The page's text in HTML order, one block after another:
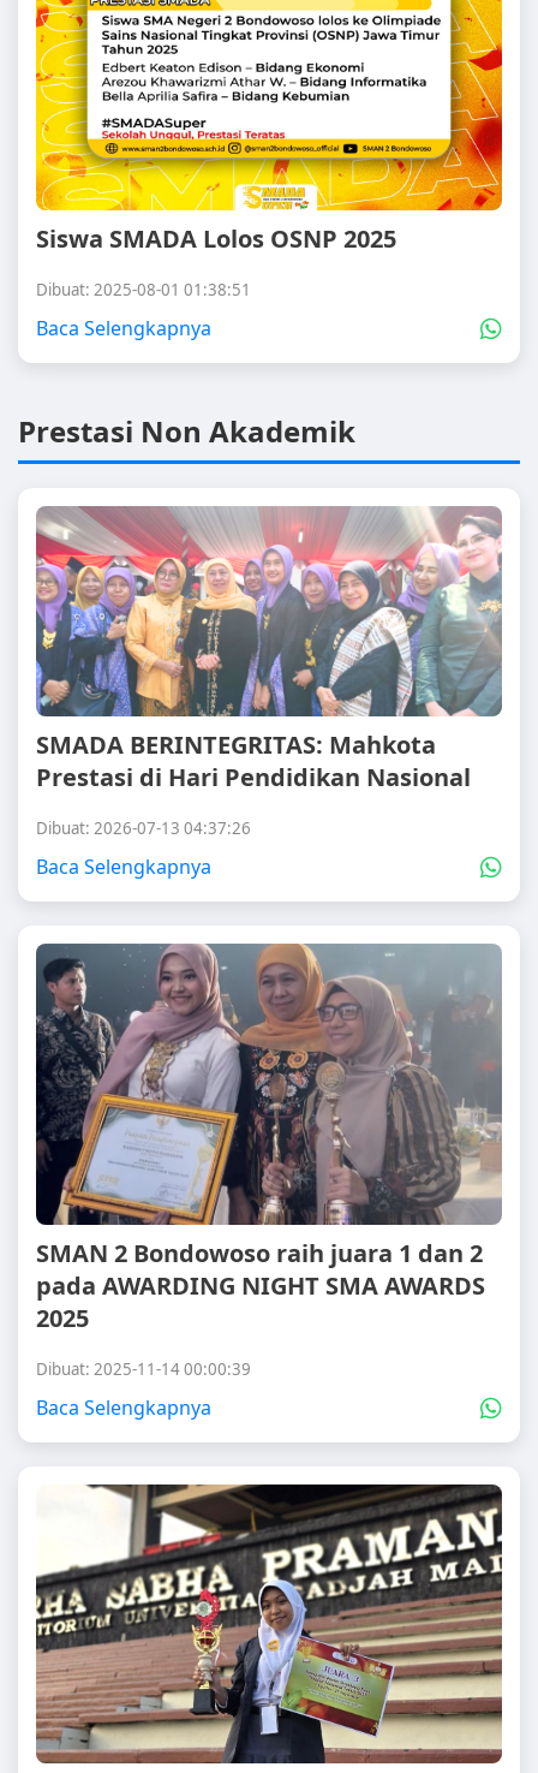
Siswa SMADA Lolos OSNP 2025
Dibuat: 2025-08-01 01:38:51
Baca Selengkapnya
Prestasi Non Akademik
SMADA BERINTEGRITAS: Mahkota
Prestasi di Hari Pendidikan Nasional
Dibuat: 2026-07-13 04:37:26
Baca Selengkapnya
SMAN 2 Bondowoso raih juara 1 dan 2
pada AWARDING NIGHT SMA AWARDS
2025
Dibuat: 2025-11-14 00:00:39
Baca Selengkapnya